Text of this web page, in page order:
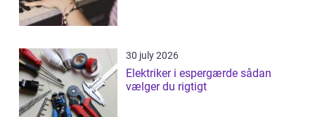
30 july 2026
Elektriker i espergærde sådan
vælger du rigtigt